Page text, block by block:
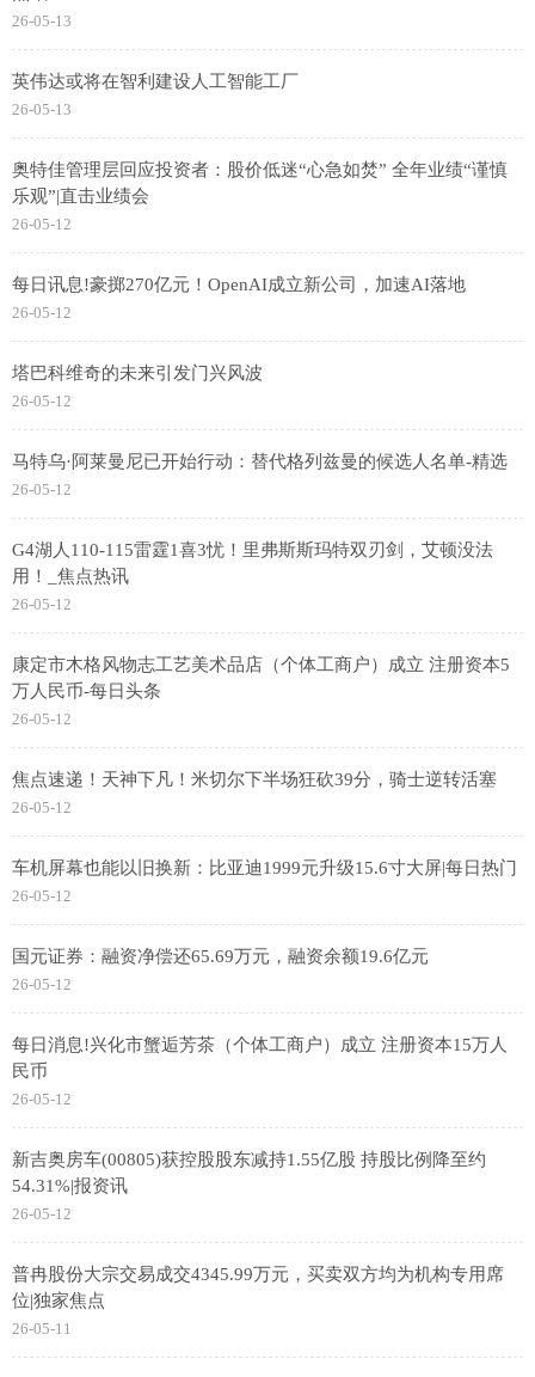
26-05-13
英伟达或将在智利建设人工智能工厂
26-05-13
奥特佳管理层回应投资者：股价低迷“心急如焚” 全年业绩“谨慎
乐观”|直击业绩会
26-05-12
每日讯息!豪掷270亿元！OpenAI成立新公司，加速AI落地
26-05-12
塔巴科维奇的未来引发门兴风波
26-05-12
马特乌·阿莱曼尼已开始行动：替代格列兹曼的候选人名单-精选
26-05-12
G4湖人110-115雷霆1喜3忧！里弗斯斯玛特双刃剑，艾顿没法
用！_焦点热讯
26-05-12
康定市木格风物志工艺美术品店（个体工商户）成立 注册资本5
万人民币-每日头条
26-05-12
焦点速递！天神下凡！米切尔下半场狂砍39分，骑士逆转活塞
26-05-12
车机屏幕也能以旧换新：比亚迪1999元升级15.6寸大屏|每日热门
26-05-12
国元证券：融资净偿还65.69万元，融资余额19.6亿元
26-05-12
每日消息!兴化市蟹逅芳茶（个体工商户）成立 注册资本15万人
民币
26-05-12
新吉奥房车(00805)获控股股东减持1.55亿股 持股比例降至约
54.31%|报资讯
26-05-12
普冉股份大宗交易成交4345.99万元，买卖双方均为机构专用席
位|独家焦点
26-05-11